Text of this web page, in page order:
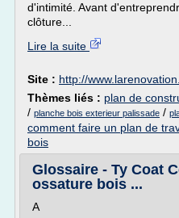
d'intimité. Avant
clôture...
Lire la suite
Site : http://
Thèmes liés : plan de
/ planche bois exterieur palissade /
comment faire un plan de
bois
Glossaire - Ty Coat
ossature bois ...
A